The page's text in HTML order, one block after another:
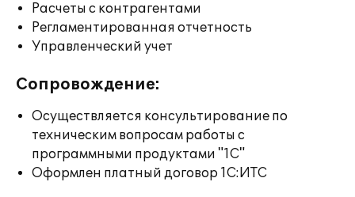
Расчеты с контрагентами
Регламентированная отчетность
Управленческий учет
Сопровождение:
Осуществляется консультирование по
техническим вопросам работы с
программными продуктами "1С"
Оформлен платный договор 1С:ИТС